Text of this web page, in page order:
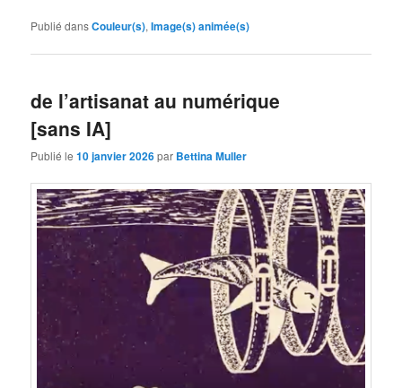
Publié dansCouleur(s),Image(s) animée(s)
de l’artisanat au numérique
[sans IA]
Publié le10 janvier 2026par Bettina Muller